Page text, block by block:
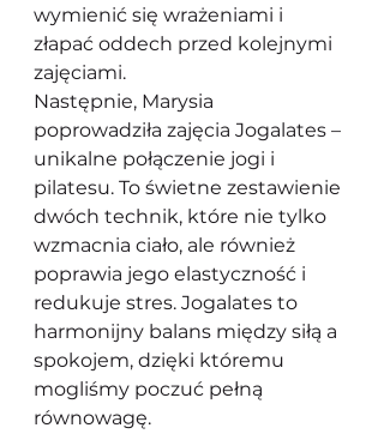
wymienić się wrażeniami i
złapać oddech przed kolejnymi
zajęciami.
Następnie, Marysia
poprowadziła zajęcia Jogalates –
unikalne połączenie jogi i
pilatesu. To świetne zestawienie
dwóch technik, które nie tylko
wzmacnia ciało, ale również
poprawia jego elastyczność i
redukuje stres. Jogalates to
harmonijny balans między siłą a
spokojem, dzięki któremu
mogliśmy poczuć pełną
równowagę.